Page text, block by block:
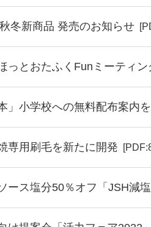
冬新商品 発売のお知らせ
っとおたふくFunミーティン
」小学校への無料配布案内
専用刷毛を新たに開発
ース塩分50％オフ「JSH減